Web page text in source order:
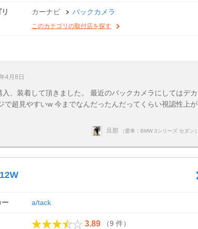
カーナビ バックカメラ
このカテゴリの取付店を探す
4月8日
、装着して頂きました。 最近のバックカメラにしてはデカ
で超見やすいw 今までなんだったんだってくらい視認性上が
旦那 （愛車：BMW 3シリーズ セダン）
ー a/tack
3.89 （9 件）